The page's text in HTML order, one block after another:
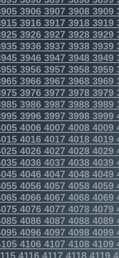
3906390739083909
3916391739183919
3926392739283929
3936393739383939
3946394739483949
3956395739583959
3966396739683969
3976397739783979
3986398739883989
3996399739983999
4006400740084009
40164017 40184019
4026402740284029
40364037 40384039
40464047 40484049
40564057 40584059
4066406740684069
40764077 40784079
40864087 40884089
40964097 40984099
41064107 41084109
41164117 41184119